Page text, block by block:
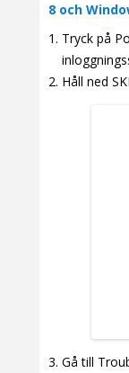
8 och
Tryck på
Håll ned
Gå till